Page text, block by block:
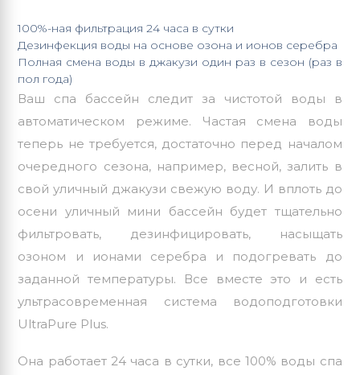
100%-ная фильтрация 24 часа в сутки
Дезинфекция воды на основе озона и ионов серебра
Полная смена воды в джакузи один раз в сезон (раз в
пол года)
Ваш спа бассейн следит за чистотой воды в
автоматическом режиме. Частая смена воды
теперь не требуется, достаточно перед началом
очередного сезона, например, весной, залить в
свой уличный джакузи свежую воду. И вплоть до
осени уличный мини бассейн будет тщательно
фильтровать, дезинфицировать, насыщать
озоном и ионами серебра и подогревать до
заданной температуры. Все вместе это и есть
ультрасовременная система водоподготовки
UltraPure Plus.
Она работает 24 часа в сутки, все 100% воды спа